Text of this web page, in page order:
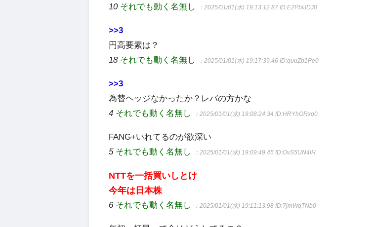
10 それでも動く名無し ：2025/01/01(水) 19:13:12.87ID:E2PblJDJ0
>>3
円高要素は？
18 それでも動く名無し ：2025/01/01(水) 19:17:39.46ID:quuZb1Pe0
>>3
為替ヘッジなかったか？レバの方かな
4 それでも動く名無し ：2025/01/01(水) 19:08:24.34ID:HRYhORxq0
FANG+いれてるのが欲深い
5 それでも動く名無し ：2025/01/01(水) 19:09:49.45ID:OvS5UN4lH
NTTを一括買いしとけ
今年は日本株
6 それでも動く名無し ：2025/01/01(水) 19:11:13.98ID:7jmWqTNb0